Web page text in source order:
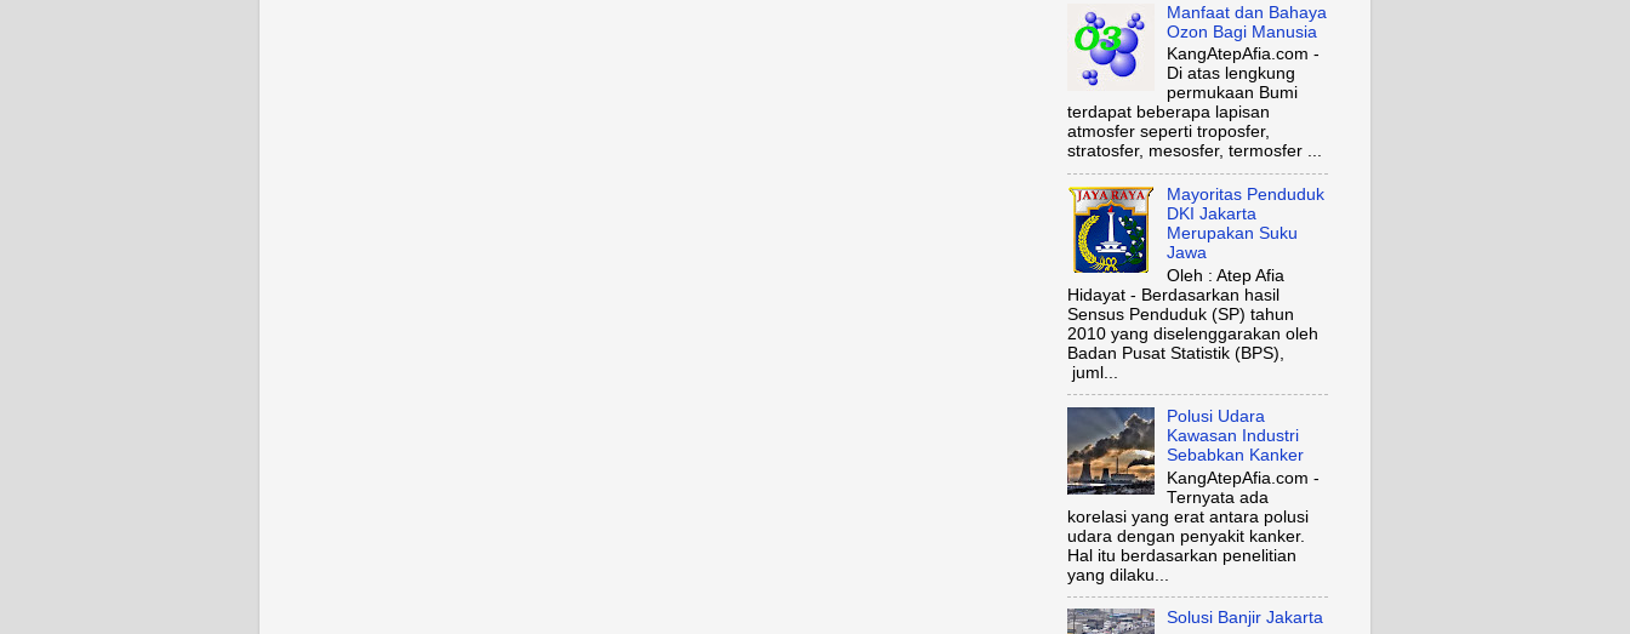
Manfaat dan Bahaya
Ozon Bagi Manusia
KangAtepAfia.com -
Di atas lengkung
permukaan Bumi
terdapat beberapa lapisan
atmosfer seperti troposfer,
stratosfer, mesosfer, termosfer ...
Mayoritas Penduduk
DKI Jakarta
Merupakan Suku
Jawa
Oleh : Atep Afia
Hidayat - Berdasarkan hasil
Sensus Penduduk (SP) tahun
2010 yang diselenggarakan oleh
Badan Pusat Statistik (BPS),
juml...
Polusi Udara
Kawasan Industri
Sebabkan Kanker
KangAtepAfia.com -
Ternyata ada
korelasi yang erat antara polusi
udara dengan penyakit kanker.
Hal itu berdasarkan penelitian
yang dilaku...
Solusi Banjir Jakarta